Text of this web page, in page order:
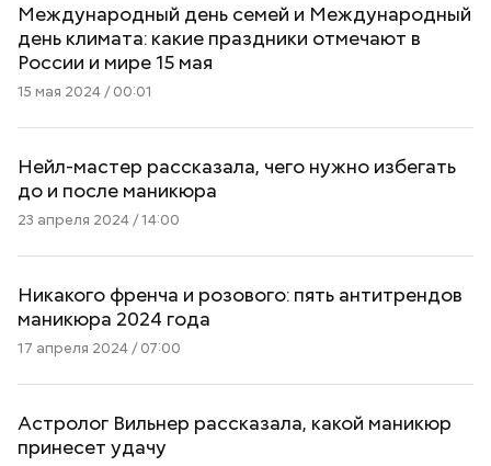
Международный день семей и Международный
день климата: какие праздники отмечают в
России и мире 15 мая
15 мая 2024 / 00:01
Нейл-мастер рассказала, чего нужно избегать
до и после маникюра
23 апреля 2024 / 14:00
Никакого френча и розового: пять антитрендов
маникюра 2024 года
17 апреля 2024 / 07:00
Астролог Вильнер рассказала, какой маникюр
принесет удачу